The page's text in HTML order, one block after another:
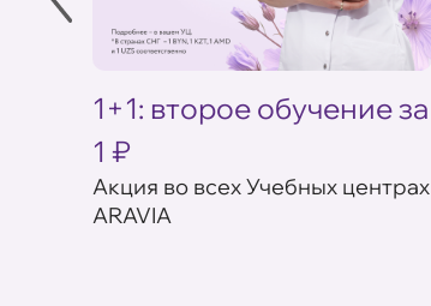
1+1: второе обучение за
1 ₽
Акция во всех Учебных центрах
ARAVIA